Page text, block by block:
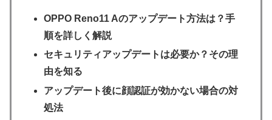
OPPO Reno11 Aのアップデート方法は？手
順を詳しく解説
セキュリティアップデートは必要か？その理
由を知る
アップデート後に顔認証が効かない場合の対
処法